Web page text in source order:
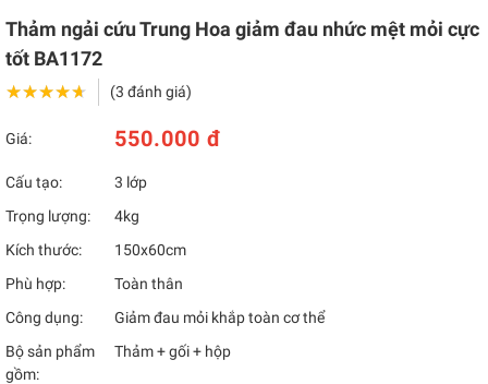
Thảm ngải cứu Trung Hoa giảm đau nhức mệt mỏi cực
tốt BA1172
★★★★★
★★★★★ (3 đánh giá)
Giá: 550.000 đ
Cấu tạo:
3 lớp
Trọng lượng:
4kg
Kích thước:
150x60cm
Phù hợp:
Toàn thân
Công dụng:
Giảm đau mỏi khắp toàn cơ thể
Bộ sản phẩm
gồm:
Thảm + gối + hộp